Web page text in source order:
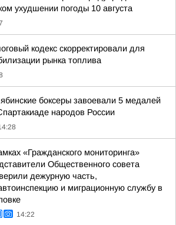
ухудшении погоды 10 августа
кодекс скорректировали для
рынка топлива
боксеры завоевали 5 медалей
народов России
«Гражданского мониторинга»
Общественного совета
дежурную часть,
и миграционную службу в
14:22